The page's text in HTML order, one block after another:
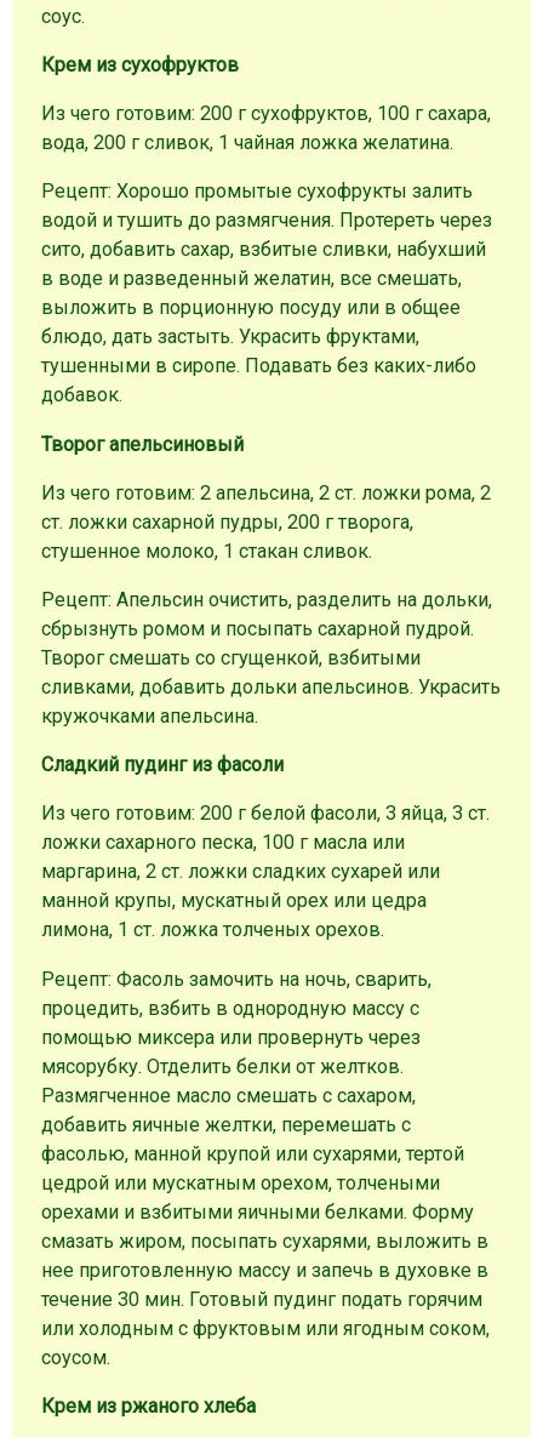
соус.
Крем из сухофруктов
Из чего готовим: 200 г сухофруктов, 100 г сахара,
вода, 200 г сливок, 1 чайная ложка желатина.
Рецепт: Хорошо промытые сухофрукты залить
водой и тушить до размягчения. Протереть через
сито, добавить сахар, взбитые сливки, набухший
в воде и разведенный желатин, все смешать,
выложить в порционную посуду или в общее
блюдо, дать застыть. Украсить фруктами,
тушенными в сиропе. Подавать без каких-либо
добавок.
Творог апельсиновый
Из чего готовим: 2 апельсина, 2 ст. ложки рома, 2
ст. ложки сахарной пудры, 200 г творога,
стушенное молоко, 1 стакан сливок.
Рецепт: Апельсин очистить, разделить на дольки,
сбрызнуть ромом и посыпать сахарной пудрой.
Творог смешать со сгущенкой, взбитыми
сливками, добавить дольки апельсинов. Украсить
кружочками апельсина.
Сладкий пудинг из фасоли
Из чего готовим: 200 г белой фасоли, 3 яйца, 3 ст.
ложки сахарного песка, 100 г масла или
маргарина, 2 ст. ложки сладких сухарей или
манной крупы, мускатный орех или цедра
лимона, 1 ст. ложка толченых орехов.
Рецепт: Фасоль замочить на ночь, сварить,
процедить, взбить в однородную массу с
помощью миксера или провернуть через
мясорубку. Отделить белки от желтков.
Размягченное масло смешать с сахаром,
добавить яичные желтки, перемешать с
фасолью, манной крупой или сухарями, тертой
цедрой или мускатным орехом, толчеными
орехами и взбитыми яичными белками. Форму
смазать жиром, посыпать сухарями, выложить в
нее приготовленную массу и запечь в духовке в
течение 30 мин. Готовый пудинг подать горячим
или холодным с фруктовым или ягодным соком,
соусом.
Крем из ржаного хлеба